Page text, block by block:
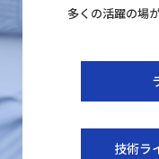
多くの活躍の場
技術ラ